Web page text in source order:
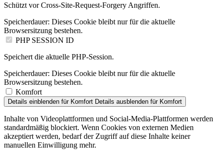
Schützt vor Cross-Site-Request-Forgery Angriffen.
Speicherdauer: Dieses Cookie bleibt nur für die aktuelle
Browsersitzung bestehen.
PHP SESSION ID
Speichert die aktuelle PHP-Session.
Speicherdauer: Dieses Cookie bleibt nur für die aktuelle
Browsersitzung bestehen.
Komfort
Details einblenden für Komfort Details ausblenden für Komfort
Inhalte von Videoplattformen und Social-Media-Plattformen werden
standardmäßig blockiert. Wenn Cookies von externen Medien
akzeptiert werden, bedarf der Zugriff auf diese Inhalte keiner
manuellen Einwilligung mehr.